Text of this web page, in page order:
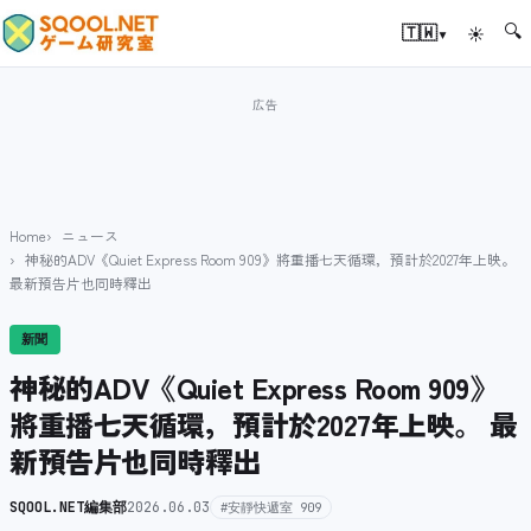
🇹🇼▾ ☀ 🔍
Home
ニュース
神秘的ADV《Quiet Express Room 909》將重播七天循環，預計於2027年上映。
最新預告片也同時釋出
新聞
神秘的ADV《Quiet Express Room 909》
將重播七天循環，預計於2027年上映。 最
新預告片也同時釋出
SQOOL.NET編集部2026.06.03 #安靜快遞室 909